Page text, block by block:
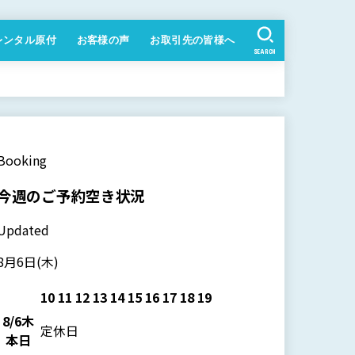
ンタル原付 お客様の声 お取引先の皆様へ
SEARCH